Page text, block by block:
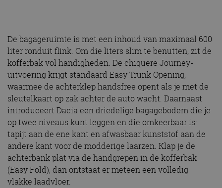
De bagageruimte is met een inhoud van maximaal 600
liter ronduit flink. Om die liters slim te benutten, zit de
kofferbak vol handigheden. De chiquere Journey-
uitvoering krijgt standaard Easy Trunk Opening,
waarmee de achterklep handsfree opent als je met de
sleutelkaart op zak achter de auto wacht. Daarnaast
introduceert Dacia een driedelige bagagebodem die je
op twee niveaus kunt leggen en die omkeerbaar is:
tapijt aan de ene kant en afwasbaar kunststof aan de
andere kant voor de modderige laarzen. Klap je de
achterbank plat via de handgrepen in de kofferbak
(Easy Fold), dan ontstaat er meteen een volledig
vlakke laadvloer.